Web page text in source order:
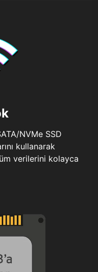
NVMe SSD
kullanarak
verilerini kolayca